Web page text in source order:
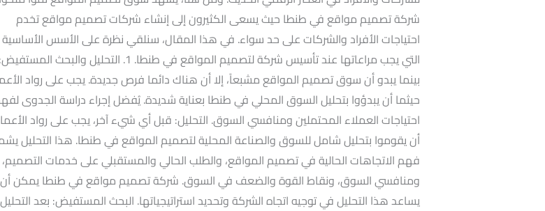
شركة تصميم مواقع في طنطا حيث يسعى الكثيرون إلى إنشاء شركات تصميم مواقع تخدم
احتياجات الأفراد والشركات على حد سواء. في هذا المقال، سنلقي نظرة على الأسس الأساسية
التي يجب مراعاتها عند تأسيس شركة لتصميم المواقع في طنطا. 1. التحليل والبحث المستفيض:
بينما يبدو أن سوق تصميم المواقع مشبعاً، إلا أن هناك دائما فرص جديدة. يجب على رواد
حيثما أن يبدؤوا بتحليل السوق المحلي في طنطا بعناية شديدة. يُفضل إجراء دراسة الجدوى
احتياجات العملاء المحتملين ومنافسي السوق. التحليل: قبل أي شيء آخر، يجب على رواد
أن يقوموا بتحليل شامل للسوق والصناعة المحلية لتصميم المواقع في طنطا. هذا التحليل
فهم الاتجاهات الحالية في تصميم المواقع، والطلب الحالي والمستقبلي على خدمات التصميم،
ومنافسي السوق، ونقاط القوة والضعف في السوق. شركة تصميم مواقع في طنطا يمكن أن
يساعد هذا التحليل في توجيه اتجاه الشركة وتحديد استراتيجياتها. البحث المستفيض: بعد التحليل